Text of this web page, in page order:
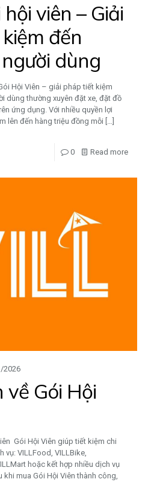
viên – Giải
đến
dùng
Hội Viên – giải pháp tiết kiệm
dùng thường xuyên đặt xe, đặt đồ
ứng dụng. Với nhiều quyền lợi
lên đến hàng triệu đồng mỗi […]
0 Read more
2026
Gói Hội
Gói Hội Viên giúp tiết kiệm chi
vụ: VILLFood, VILLBike,
hoặc kết hợp nhiều dịch vụ
mua Gói Hội Viên thành công,